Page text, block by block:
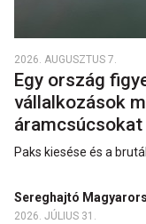
2026. AUGUSZTUS 7.
Egy ország
vállalkozások
áramcsúcsokat
Paks kiesése és a
Sereghajtó
2026. JÚLIUS 31.